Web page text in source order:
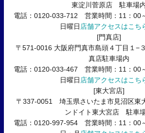
東淀川菅原店 駐車場
電話：0120-033-712 営業時間：11：00
日曜日 店舗アクセスはこち
[門真店]
〒571-0016 大阪府門真市島頭４丁目１−
真店駐車場内
電話：0120-033-467 営業時間：11：00
日曜日 店舗アクセスはこち
[東大宮店]
〒337-0051 埼玉県さいたま市見沼区東
ンドイト東大宮店 駐車
電話：0120-997-954 営業時間：11：00